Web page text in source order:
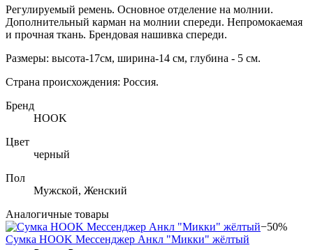
Регулируемый ремень. Основное отделение на молнии.
Дополнительный карман на молнии спереди. Непромокаемая
и прочная ткань. Брендовая нашивка спереди.
Размеры: высота-17см, ширина-14 см, глубина - 5 см.
Страна происхождения: Россия.
Бренд
HOOK
Цвет
черный
Пол
Мужской, Женский
Аналогичные товары
−50%
Сумка HOOK Мессенджер Анкл "Микки" жёлтый